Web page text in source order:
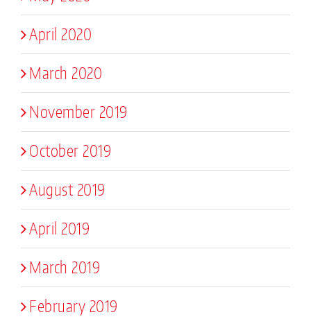
April 2020
March 2020
November 2019
October 2019
August 2019
April 2019
March 2019
February 2019